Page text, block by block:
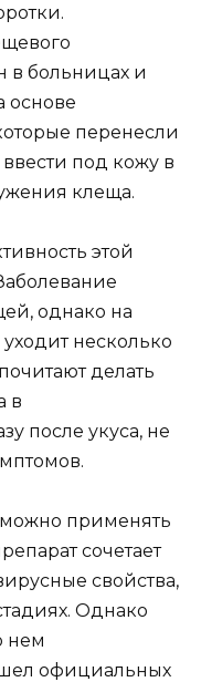
в больницах и
основе
перенесли
под кожу в
клеща.
этой
однако на
несколько
делать
в
после укуса, не
можно применять
сочетает
свойства,
Однако
нем
официальных